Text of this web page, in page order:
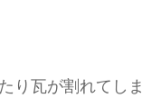
瓦が割れてし